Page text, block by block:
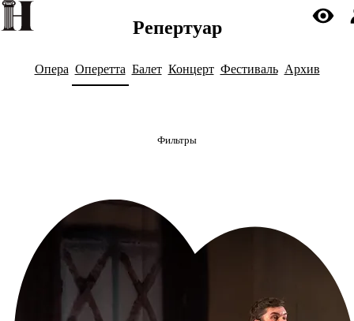
Репертуар
Опера Оперетта Балет Концерт Фестиваль Архив
Место проведения
В этом сезоне
Фильтры